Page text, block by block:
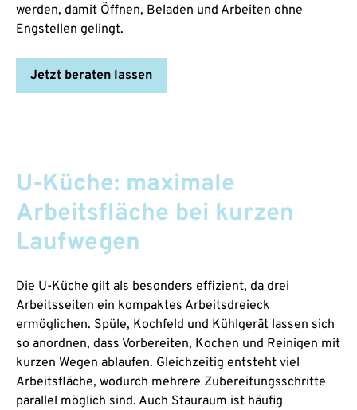
werden, damit Öffnen, Beladen und Arbeiten ohne
Engstellen gelingt.
Jetzt beraten lassen
U-Küche: maximale
Arbeitsfläche bei kurzen
Laufwegen
Die U-Küche gilt als besonders effizient, da drei
Arbeitsseiten ein kompaktes Arbeitsdreieck
ermöglichen. Spüle, Kochfeld und Kühlgerät lassen sich
so anordnen, dass Vorbereiten, Kochen und Reinigen mit
kurzen Wegen ablaufen. Gleichzeitig entsteht viel
Arbeitsfläche, wodurch mehrere Zubereitungsschritte
parallel möglich sind. Auch Stauraum ist häufig